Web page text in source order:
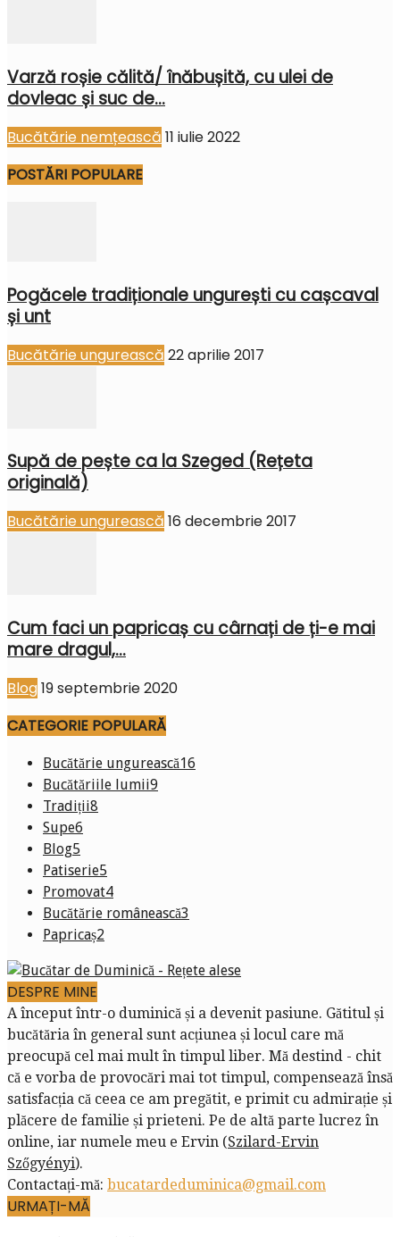
Varză roșie călită/ înăbușită, cu ulei de
dovleac și suc de...
Bucătărie nemțească 11 iulie 2022
POSTĂRI POPULARE
Pogăcele tradiționale ungurești cu cașcaval
și unt
Bucătărie ungurească 22 aprilie 2017
Supă de pește ca la Szeged (Rețeta
originală)
Bucătărie ungurească 16 decembrie 2017
Cum faci un papricaș cu cârnați de ți-e mai
mare dragul,...
Blog19 septembrie 2020
CATEGORIE POPULARĂ
Bucătărie ungurească16
Bucătăriile lumii9
Tradiții8
Supe6
Blog5
Patiserie5
Promovat4
Bucătărie românească3
Papricaș2
DESPRE MINE
A început într-o duminică și a devenit pasiune. Gătitul și
bucătăria în general sunt acțiunea și locul care mă
preocupă cel mai mult în timpul liber. Mă destind - chit
că e vorba de provocări mai tot timpul, compensează însă
satisfacția că ceea ce am pregătit, e primit cu admirație și
plăcere de familie și prieteni. Pe de altă parte lucrez în
online, iar numele meu e Ervin (Szilard-Ervin
Szőgyényi).
Contactați-mă: bucatardeduminica@gmail.com
URMAȚI-MĂ